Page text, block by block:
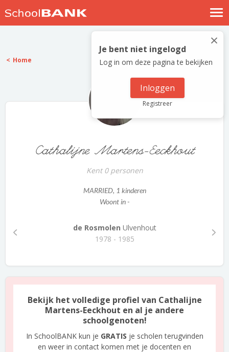
Nostalgische verhalen
Log in
Meld je gratis aan
×
Je bent niet ingelogd
Log in om deze pagina te bekijken
Inloggen
Registreer
Home
Cathalijne Martens-Eeckhout
Kent 0 personen
MARRIED, 1 kinderen
Woont in -
de Rosmolen Ulvenhout
1978 - 1985
Bekijk het volledige profiel van Cathalijne
Martens-Eeckhout en al je andere
schoolgenoten!
In SchoolBANK kun je GRATIS je scholen terugvinden
en weer in contact komen met je docenten en